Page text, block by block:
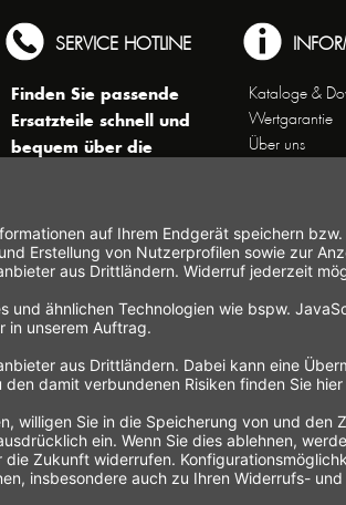
SERVICE HOTLINE
Finden Sie passende
Ersatzteile schnell und
bequem über die
erreichen Sie telefonisch
Dienstags bis Donnerstags von
10 bis 16 Uhr (außer an
Feiertagen) unter Telefon +49
(0) 41 65 / 22 25 - 0
Nutzen Sie unser
Kontaktformular für eine
schnelle und einfache
Kontaktaufnahme.
Kataloge &
Wertgarantie
Über uns
Affiliate-
Themenwelten
Hinweise zur
Impressum